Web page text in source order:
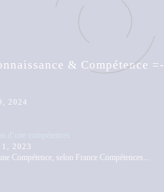
& Compétence =-
2024
2023
Compétence, selon France Compétences...